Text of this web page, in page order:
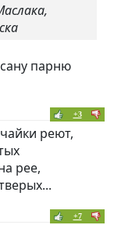
парню
+3
реют,
рее,
+7